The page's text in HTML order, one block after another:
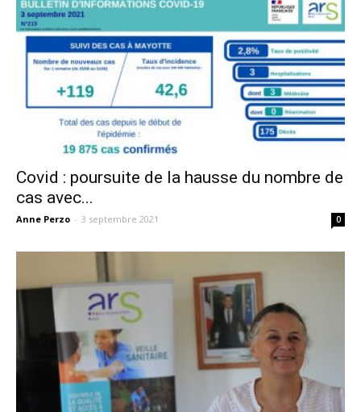
Covid : poursuite de la hausse du nombre de
cas avec...
Anne Perzo - 3 septembre 2021 0